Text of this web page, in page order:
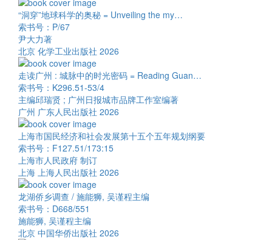
“洞穿”地球科学的奥秘 = Unveiling the my…
索书号：P/67
尹大力著
北京 化学工业出版社 2026
走读广州 : 城脉中的时光密码 = Reading Guan…
索书号：K296.51-53/4
主编邱瑞贤 ; 广州日报城市品牌工作室编著
广州 广东人民出版社 2026
上海市国民经济和社会发展第十五个五年规划纲要
索书号：F127.51/173:15
上海市人民政府 制订
上海 上海人民出版社 2026
龙湖侨乡调查 / 施能狮, 吴谨程主编
索书号：D668/551
施能狮, 吴谨程主编
北京 中国华侨出版社 2026